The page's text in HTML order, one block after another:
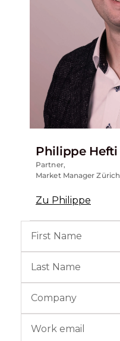
Philippe Hefti
Partner,
Market Manager Zürich
Zu Philippe